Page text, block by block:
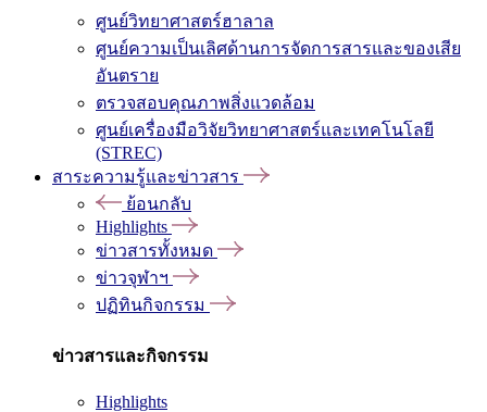
ศูนย์วิทยาศาสตร์ฮาลาล
ศูนย์ความเป็นเลิศด้านการจัดการสารและของเสีย
อันตราย
ตรวจสอบคุณภาพสิ่งแวดล้อม
ศูนย์เครื่องมือวิจัยวิทยาศาสตร์และเทคโนโลยี
(STREC)
สาระความรู้และข่าวสาร
ย้อนกลับ
Highlights
ข่าวสารทั้งหมด
ข่าวจุฬาฯ
ปฏิทินกิจกรรม
ข่าวสารและกิจกรรม
Highlights